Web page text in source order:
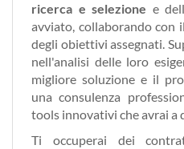
ricerca e selezione e
avviato, collaborando con
degli obiettivi assegnati.
nell'analisi delle loro
migliore soluzione e il
una consulenza
tools innovativi che avrai a
Ti occuperai dei